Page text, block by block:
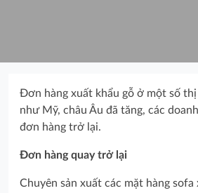
Đơn hàng xuất khẩu gỗ ở một số
như Mỹ, châu Âu đã tăng, các
đơn hàng trở lại.
Đơn hàng quay trở lại
Chuyên sản xuất các mặt hàng sofa